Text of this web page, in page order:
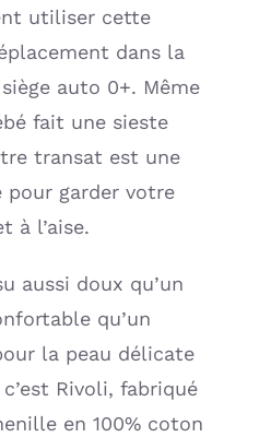
utiliser cette
dans la
auto 0+. Même
fait une sieste
transat est une
pour garder votre
à l’aise.
aussi doux qu’un
qu’un
la peau délicate
Rivoli, fabriqué
en 100% coton